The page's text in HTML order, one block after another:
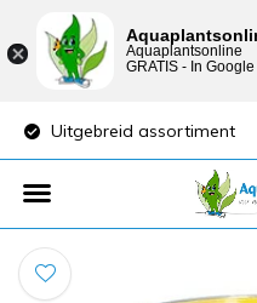
Uitgebreid assortiment
Aquaplantsonline
GRATIS - In